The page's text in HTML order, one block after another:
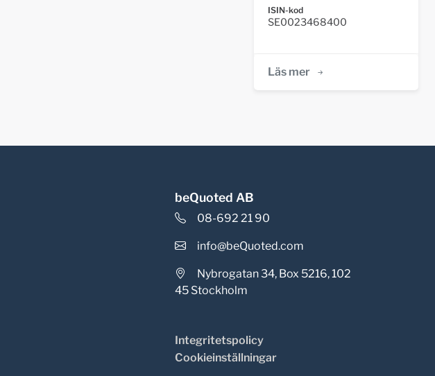
ISIN-kod
SE0023468400
Läs mer
beQuoted AB
08-692 21 90
info@beQuoted.com
Nybrogatan 34, Box 5216, 102
45 Stockholm
Integritetspolicy
Cookieinställningar